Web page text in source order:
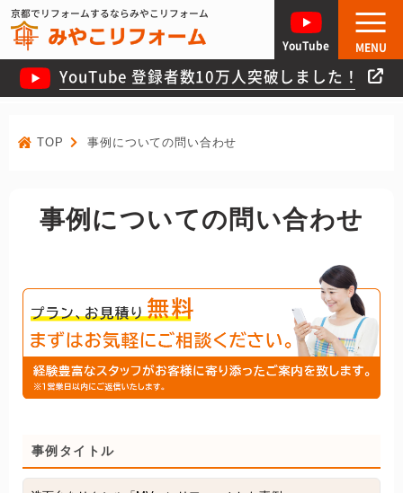
京都でリフォームするならみやこリフォーム
YouTube 登録者数10万人突破しました！
YouTube MENU
TOP 事例についての問い合わせ
事例についての問い合わせ
事例タイトル